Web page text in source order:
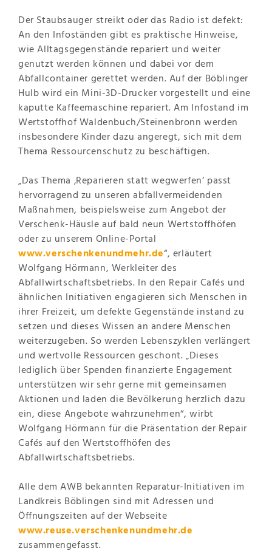
Der Staubsauger streikt oder das Radio ist defekt:
An den Infoständen gibt es praktische Hinweise,
wie Alltagsgegenstände repariert und weiter
genutzt werden können und dabei vor dem
Abfallcontainer gerettet werden. Auf der Böblinger
Hulb wird ein Mini-3D-Drucker vorgestellt und eine
kaputte Kaffeemaschine repariert. Am Infostand im
Wertstoffhof Waldenbuch/Steinenbronn werden
insbesondere Kinder dazu angeregt, sich mit dem
Thema Ressourcenschutz zu beschäftigen.
„Das Thema ‚Reparieren statt wegwerfen‘ passt
hervorragend zu unseren abfallvermeidenden
Maßnahmen, beispielsweise zum Angebot der
Verschenk-Häusle auf bald neun Wertstoffhöfen
oder zu unserem Online-Portal
www.verschenkenundmehr.de“, erläutert
Wolfgang Hörmann, Werkleiter des
Abfallwirtschaftsbetriebs. In den Repair Cafés und
ähnlichen Initiativen engagieren sich Menschen in
ihrer Freizeit, um defekte Gegenstände instand zu
setzen und dieses Wissen an andere Menschen
weiterzugeben. So werden Lebenszyklen verlängert
und wertvolle Ressourcen geschont. „Dieses
lediglich über Spenden finanzierte Engagement
unterstützen wir sehr gerne mit gemeinsamen
Aktionen und laden die Bevölkerung herzlich dazu
ein, diese Angebote wahrzunehmen“, wirbt
Wolfgang Hörmann für die Präsentation der Repair
Cafés auf den Wertstoffhöfen des
Abfallwirtschaftsbetriebs.
Alle dem AWB bekannten Reparatur-Initiativen im
Landkreis Böblingen sind mit Adressen und
Öffnungszeiten auf der Webseite
www.reuse.verschenkenundmehr.de
zusammengefasst.